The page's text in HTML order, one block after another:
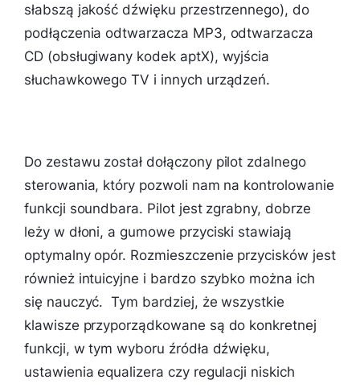
słabszą jakość dźwięku przestrzennego), do
podłączenia odtwarzacza MP3, odtwarzacza
CD (obsługiwany kodek aptX), wyjścia
słuchawkowego TV i innych urządzeń.
Do zestawu został dołączony pilot zdalnego
sterowania, który pozwoli nam na kontrolowanie
funkcji soundbara. Pilot jest zgrabny, dobrze
leży w dłoni, a gumowe przyciski stawiają
optymalny opór. Rozmieszczenie przycisków jest
również intuicyjne i bardzo szybko można ich
się nauczyć. Tym bardziej, że wszystkie
klawisze przyporządkowane są do konkretnej
funkcji, w tym wyboru źródła dźwięku,
ustawienia equalizera czy regulacji niskich